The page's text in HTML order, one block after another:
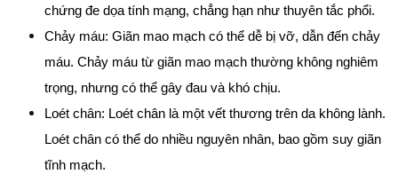
chứng đe dọa tính mạng, chẳng hạn như thuyên tắc phổi.
Chảy máu: Giãn mao mạch có thể dễ bị vỡ, dẫn đến chảy
máu. Chảy máu từ giãn mao mạch thường không nghiêm
trọng, nhưng có thể gây đau và khó chịu.
Loét chân: Loét chân là một vết thương trên da không lành.
Loét chân có thể do nhiều nguyên nhân, bao gồm suy giãn
tĩnh mạch.